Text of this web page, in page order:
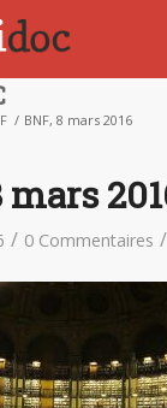
/ BNF, 8 mars 2016
mars
/ 0 Commentaires /